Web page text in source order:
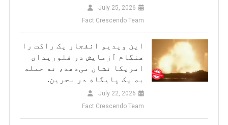
July 25, 2026
Fact Crescendo Team
این ویدیو انفجار یک راکت را
هنگام آزمایش در فلوریدای
امریکا نشان می‌دهد، نه حمله
به یک پایگاه در بحرین.
July 22, 2026
Fact Crescendo Team